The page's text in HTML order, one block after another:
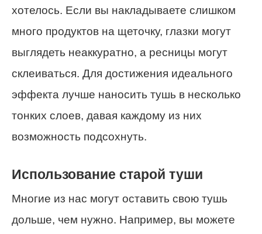
хотелось. Если вы накладываете слишком
много продуктов на щеточку, глазки могут
выглядеть неаккуратно, а ресницы могут
склеиваться. Для достижения идеального
эффекта лучше наносить тушь в несколько
тонких слоев, давая каждому из них
возможность подсохнуть.
Использование старой туши
Многие из нас могут оставить свою тушь
дольше, чем нужно. Например, вы можете